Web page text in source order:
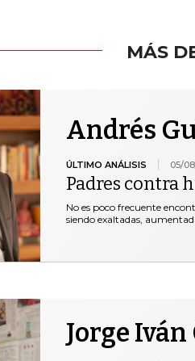
MÁS
Andrés
ÚLTIMO ANÁLISIS 05/
Padres contra
No es poco frecuente
siendo exaltadas,
Jorge